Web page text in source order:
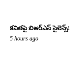
కవితపై బిఆర్ఎస్ సైలెన్స్!
5 hours ago